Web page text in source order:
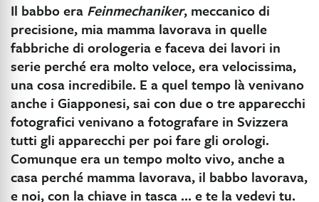
Il babbo era Feinmechaniker, meccanico di
precisione, mia mamma lavorava in quelle
fabbriche di orologeria e faceva dei lavori in
serie perché era molto veloce, era velocissima,
una cosa incredibile. E a quel tempo là venivano
anche i Giapponesi, sai con due o tre apparecchi
fotografici venivano a fotografare in Svizzera
tutti gli apparecchi per poi fare gli orologi.
Comunque era un tempo molto vivo, anche a
casa perché mamma lavorava, il babbo lavorava,
e noi, con la chiave in tasca … e te la vedevi tu.